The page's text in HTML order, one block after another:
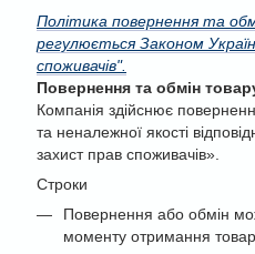
Політика повернення та
регулюється Законом
споживачів".
Повернення та обмін
Компанія здійснює
та неналежної якості
захист прав споживачів».
Строки
Повернення або обмін
моменту отримання